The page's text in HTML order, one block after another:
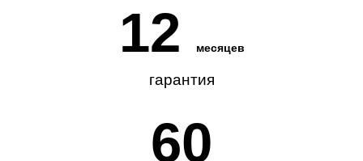
гарантия
12 месяцев
62